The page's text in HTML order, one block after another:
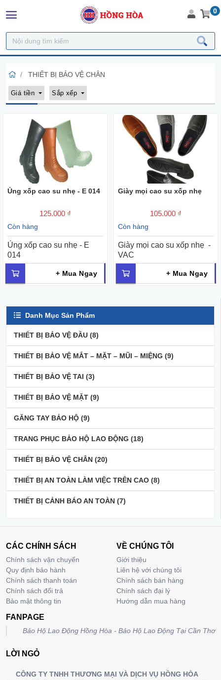
0
Danh Mục Sản Phẩm
THIẾT BỊ BẢO VỆ ĐẦU (8)
THIẾT BỊ BẢO VỆ MẮT – MẶT – MŨI – MIỆNG (9)
THIẾT BỊ BẢO VỆ TAI (3)
THIẾT BỊ BẢO VỆ MẶT (9)
GĂNG TAY BẢO HỘ (9)
TRANG PHỤC BẢO HỘ LAO ĐỘNG (18)
THIẾT BỊ BẢO VỆ CHÂN (20)
THIẾT BỊ AN TOÀN LÀM VIỆC TRÊN CAO (8)
THIẾT BỊ CẢNH BÁO AN TOÀN (7)
THIẾT BỊ BẢO VỆ CHÂN
Giá tiền Sắp xếp
Ủng xốp cao su nhẹ - E 014
125.000 ₫
Còn hàng
Ủng xốp cao su nhẹ - E
014
+ Mua Ngay
Giày mọi cao su xốp nhẹ
105.000 ₫
Còn hàng
Giày mọi cao su xốp nhẹ -
VAC
+ Mua Ngay
CÁC CHÍNH SÁCH
Chính sách vận chuyển
Quy định bảo hành
Chính sách thanh toán
Chính sách đổi trả
Bảo mật thông tin
VỀ CHÚNG TÔI
Giới thiệu
Liên hệ với chúng tôi
Chính sách bán hàng
Chính sách đại lý
Hướng dẫn mua hàng
FANPAGE
Bảo Hộ Lao Động Hồng Hòa - Bảo Hộ Lao Động Tại Cần Thơ
LỜI NGỎ
CÔNG TY TNHH THƯƠNG MẠI VÀ DỊCH VỤ HỒNG HÒA